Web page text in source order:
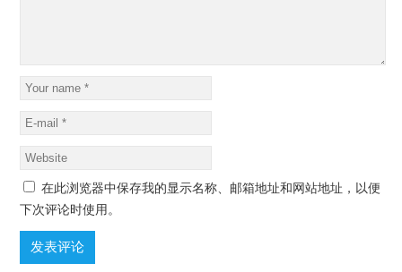
在此浏览器中保存我的显示名称、邮箱地址和网站地址，以便
下次评论时使用。